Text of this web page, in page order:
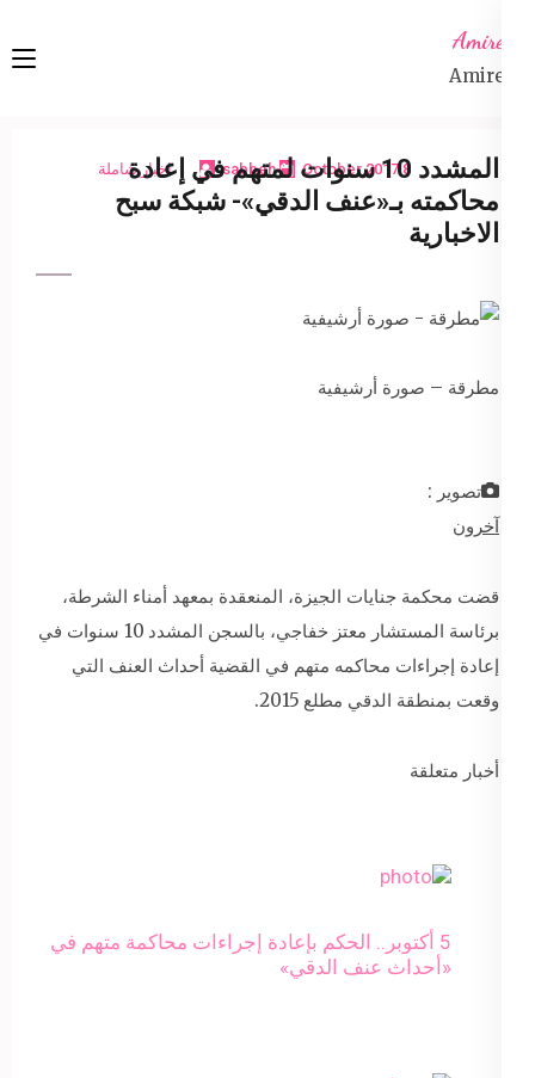
content
Enter)
Amireta
Amireta
8 October 2017
sabbeh اخبار شاملة
المشدد 10 سنوات لمتهم في إعادة
محاكمته بـ«عنف الدقي»- شبكة سبح
الاخبارية
مطرقة – صورة أرشيفية
تصوير :
آخرون
قضت محكمة جنايات الجيزة، المنعقدة بمعهد أمناء الشرطة،
برئاسة المستشار معتز خفاجي، بالسجن المشدد 10 سنوات في
إعادة إجراءات محاكمه متهم في القضية أحداث العنف التي
وقعت بمنطقة الدقي مطلع 2015.
أخبار متعلقة
5 أكتوبر.. الحكم بإعادة إجراءات محاكمة متهم في
«أحداث عنف الدقي»